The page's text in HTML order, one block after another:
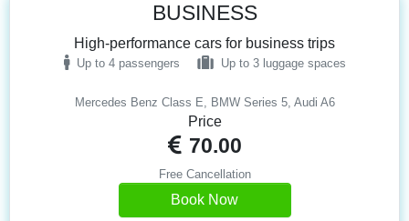
Mercedes Benz Class E, BMW Series 5, Audi A6
BUSINESS
High-performance cars for business trips
Up to 4 passengers Up to 3 luggage spaces
Price
70.00
Free Cancellation
Book Now